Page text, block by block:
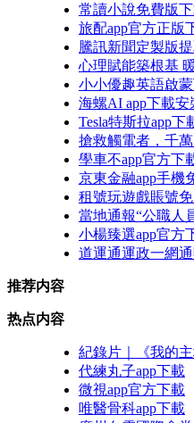
常讀小說免費版
旅配app官方正版
騰訊新聞定製版
心理賦能築根基
小小優趣英語啟
海螺AI app下載安
Tesla特斯拉app下
搶救觸電者，千
學車不app官方下
京東金融app手機
租號玩遊戲賬號免
當地通報“公職人
小楊臻選app官方
道運通運政一網
推荐内容
热点内容
紀錄片｜《我的
代練丸子app下載
微視app官方下載
唯醫骨科app下載